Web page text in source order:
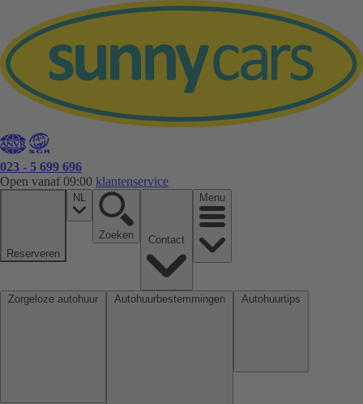
023 - 5 699 696
Open vanaf 09:00 klantenservice
Reserveren
NL
Zoeken
Menu